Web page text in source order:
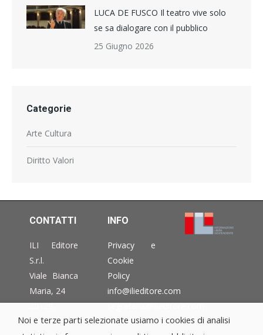
LUCA DE FUSCO Il teatro vive solo
se sa dialogare con il pubblico
25 Giugno 2026
Categorie
Arte Cultura
Diritto Valori
CONTATTI
ILI Editore
S.r.l.
Viale Bianca
Maria, 24
20129
Milano –
INFO
Privacy e
Cookie
Policy
info@ilieditore.com
segreteria@ilieditore.com
eventi@ilieditore.com
Noi e terze parti selezionate usiamo i cookies di analisi